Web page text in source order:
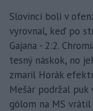
Slovinci boli v
vyrovnal, keď po
Gajana - 2:2.
tesný náskok, no
zmaril Horák
Mešár podržal
gólom na MS vrátil